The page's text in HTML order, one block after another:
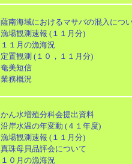
薩南海域におけるマサバの混入につ
漁場観測速報 (１１月分)
１１月の漁海況
定置観測 (１０，１１月分)
奄美短信
業務概況
かん水増殖分科会提出資料
沿岸水温の年変動 (４１年度)
漁場観測速報 (１１月分)
真珠母貝品評会について
１０月の漁海況